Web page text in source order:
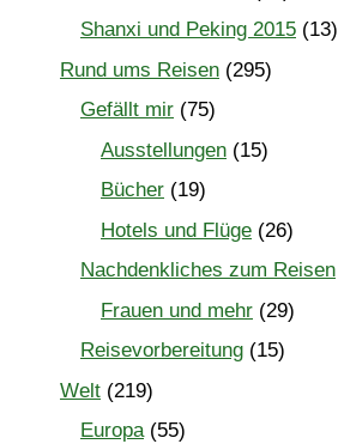
Shanxi und Peking 2015 (13)
Rund ums Reisen (295)
Gefällt mir (75)
Ausstellungen (15)
Bücher (19)
Hotels und Flüge (26)
Nachdenkliches zum Reisen
Frauen und mehr (29)
Reisevorbereitung (15)
Welt (219)
Europa(55)